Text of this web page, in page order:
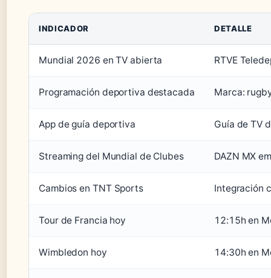
INDICADOR DETALLE
Mundial 2026 en TV abierta RTVE
Programación deportiva destacada Marca:
App de guía deportiva Guía de TV
Streaming del Mundial de Clubes DAZN MX
Cambios en TNT Sports Integración
Tour de Francia hoy 12:15h en
Wimbledon hoy 14:30h en